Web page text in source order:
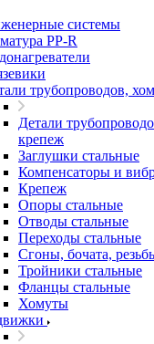
системы
PP-R
трубопроводов,
Детали
крепеж
Заглушки стальные
Компенсаторы и
Крепеж
Опоры стальные
Отводы стальные
Переходы стальные
Сгоны, бочата,
Тройники стальные
Фланцы стальные
Хомуты